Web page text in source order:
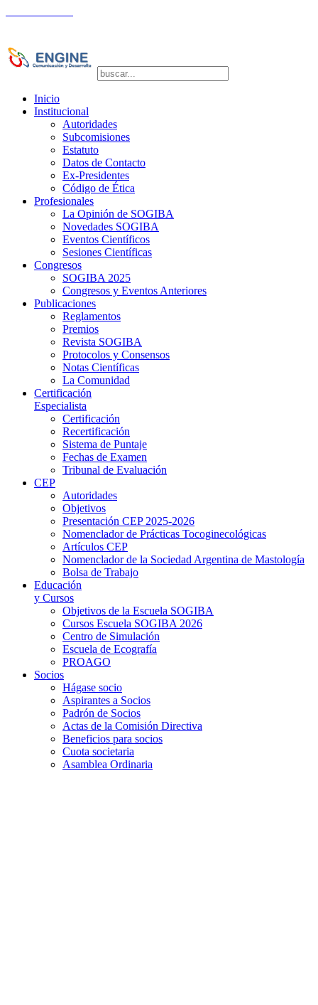
Inicio
Institucional
Autoridades
Subcomisiones
Estatuto
Datos de Contacto
Ex-Presidentes
Código de Ética
Profesionales
La Opinión de SOGIBA
Novedades SOGIBA
Eventos Científicos
Sesiones Científicas
Congresos
SOGIBA 2025
Congresos y Eventos Anteriores
Publicaciones
Reglamentos
Premios
Revista SOGIBA
Protocolos y Consensos
Notas Científicas
La Comunidad
Certificación
Especialista
Certificación
Recertificación
Sistema de Puntaje
Fechas de Examen
Tribunal de Evaluación
CEP
Autoridades
Objetivos
Presentación CEP 2025-2026
Nomenclador de Prácticas Tocoginecológicas
Artículos CEP
Nomenclador de la Sociedad Argentina de Mastología
Bolsa de Trabajo
Educación
y Cursos
Objetivos de la Escuela SOGIBA
Cursos Escuela SOGIBA 2026
Centro de Simulación
Escuela de Ecografía
PROAGO
Socios
Hágase socio
Aspirantes a Socios
Padrón de Socios
Actas de la Comisión Directiva
Beneficios para socios
Cuota societaria
Asamblea Ordinaria